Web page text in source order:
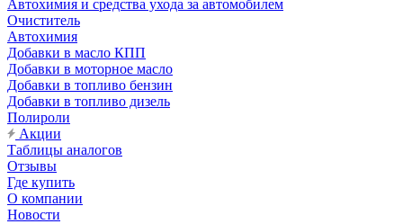
Автохимия и средства ухода за автомобилем
Очиститель
Автохимия
Добавки в масло КПП
Добавки в моторное масло
Добавки в топливо бензин
Добавки в топливо дизель
Полироли
Акции
Таблицы аналогов
Отзывы
Где купить
О компании
Новости